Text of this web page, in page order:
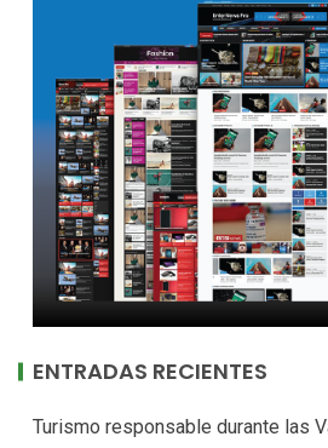
ENTRADAS RECIENTES
Turismo responsable durante las